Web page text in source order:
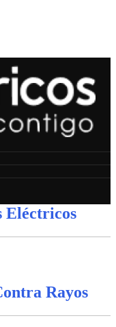
Eléctricos
Rayos